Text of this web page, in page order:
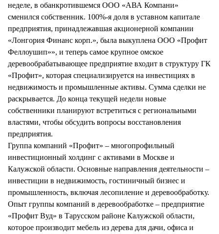
неделе, в обанкротившемся ООО «АВА Компани»
сменился собственник. 100%-я доля в уставном капитале
предприятия, принадлежавшая акционерной компании
«Лонгория Финанс корп.», была выкуплена ООО «Профит
Феллоушип»», и теперь самое крупное омское
деревообрабатывающее предприятие входит в структуру ГК
«Профит», которая специализируется на инвестициях в
недвижимость и промышленные активы. Сумма сделки не
раскрывается. До конца текущей недели новые
собственники планируют встретиться с региональными
властями, чтобы обсудить вопросы восстановления
предприятия.
Группа компаний «Профит» – многопрофильный
инвестиционный холдинг с активами в Москве и
Калужской области. Основные направления деятельности –
инвестиции в недвижимость, гостиничный бизнес и
промышленность, включая лесопиление и деревообработку.
Опыт группы компаний в деревообработке – предприятие
«Профит Вуд» в Тарусском районе Калужской области,
которое производит мебель из дерева для дачи, офиса и